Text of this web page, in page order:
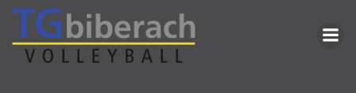
Inhalt
springen